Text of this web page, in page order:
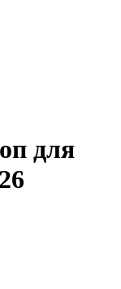
для